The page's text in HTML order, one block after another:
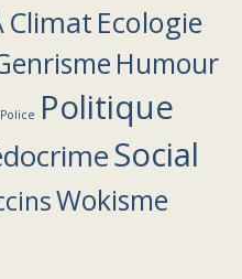
Climat Ecologie
Humour
Police Politique
Social
Wokisme